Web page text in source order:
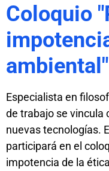
Coloquio
ambiental"
Especialista en
de trabajo se vincula
nuevas tecnologías.
participará en el
impotencia de la